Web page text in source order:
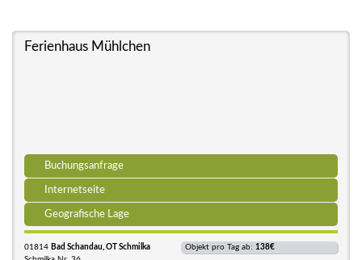
Ferienhaus Mühlchen
Buchungsanfrage
Internetseite
Geografische Lage
01814 Bad Schandau, OT Schmilka
Objekt pro Tag ab: 138€